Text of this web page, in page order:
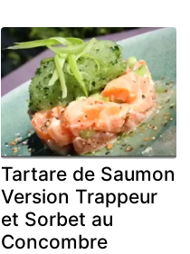
Tartare de Saumon
Version Trappeur
et Sorbet au
Concombre